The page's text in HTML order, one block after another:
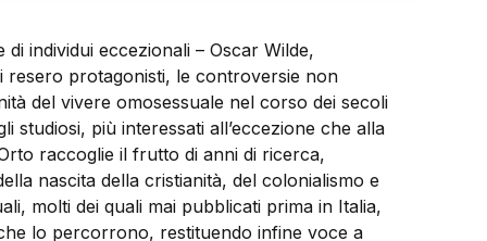
individui eccezionali – Oscar Wilde,
resero protagonisti, le controversie non
del vivere omosessuale nel corso dei secoli
più interessati all’eccezione che alla
raccoglie il frutto di anni di ricerca,
nascita della cristianità, del colonialismo e
molti dei quali mai pubblicati prima in Italia,
lo percorrono, restituendo infine voce a